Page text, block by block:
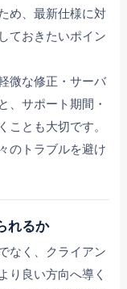
め、最新仕様に対
ておきたいポイン
微な修正・サーバ
、サポート期間・
ことも大切です。
のトラブルを避け
れるか
なく、クライアン
り良い方向へ導く